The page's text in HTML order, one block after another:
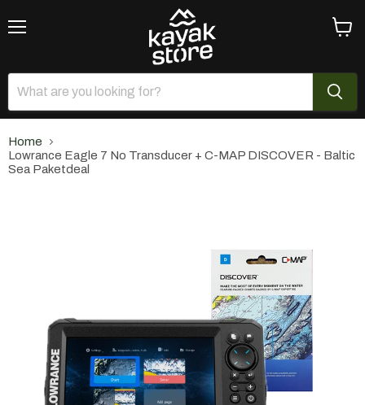
Home
Lowrance Eagle 7 No Transducer + C-MAP DISCOVER - Baltic
Sea Paketdeal